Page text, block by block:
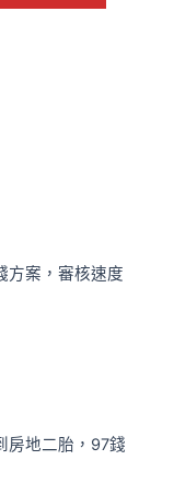
方案，審核速度
房地二胎，97錢